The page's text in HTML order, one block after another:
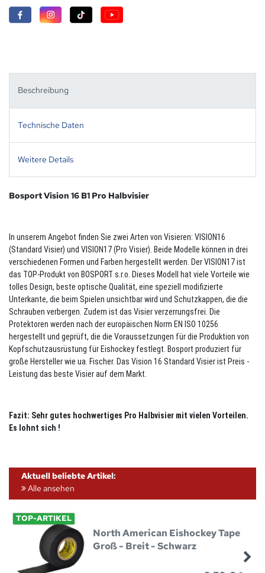
Beschreibung
Technische Daten
Weitere Details
Bosport Vision 16 B1 Pro Halbvisier
In unserem Angebot finden Sie zwei Arten von Visieren: VISION16
(Standard Visier) und VISION17 (Pro Visier). Beide Modelle können in drei
verschiedenen Formen und Farben hergestellt werden. Der VISION17 ist
das TOP-Produkt von BOSPORT s.r.o. Dieses Modell hat viele Vorteile wie
tolles Design, beste optische Qualität, eine speziell modifizierte
Unterkante, die beim Spielen unsichtbar wird und Schutzkappen, die die
Schrauben verbergen. Zudem ist das Visier verzerrungsfrei. Die
Protektoren werden nach der europäischen Norm EN ISO 10256
hergestellt und geprüft, die die Voraussetzungen für die Produktion von
Kopfschutzausrüstung für Eishockey festlegt. Bosport produziert für
große Hersteller wie ua. Fischer. Das Vision 16 Standard Visier ist Preis -
Leistung das beste Visier auf dem Markt.
Fazit: Sehr gutes hochwertiges Pro Halbvisier mit vielen Vorteilen.
Es lohnt sich !
Aktuell beliebte Artikel:
Alle ansehen
TOP-ARTIKEL
North American Eishockey Tape
Groß - Breit - Schwarz